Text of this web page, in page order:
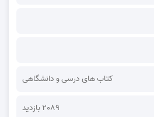
کتاب های درسی و دانشگاهی
2089 بازدید